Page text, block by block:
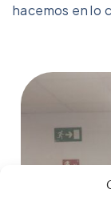
hacemos en lo